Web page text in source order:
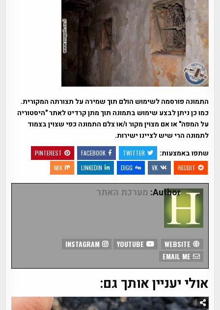
התמונה פורסמה לשימוש הולם תוך שמירה על תצורתה המקורית.
כמו כן ניתן לבצע שימוש בתמונה תוך מתן קרדיט לאתר "היסטוריה
על המפה" או אם מצוין מקור ו/או צלם התמונה כפי שצוין בצמוד
לתמונה הרי שיש לציינו ישירות.
שתפו באמצעות:
TWITTER
FACEBOOK
PINTEREST
REDDIT
VK
DIGG
LINKEDIN
MIX
Author: מערכת האתר
INSTAGRAM
אולי יעניין אותך גם: